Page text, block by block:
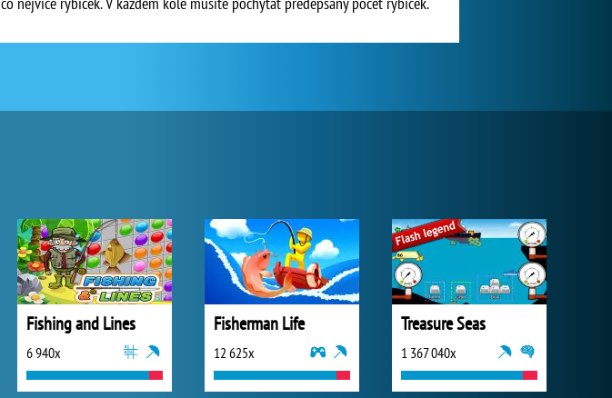
Fishing and Lines
6 940x
Fisherman Life
12 625x
Treasure Seas
1 367 040x